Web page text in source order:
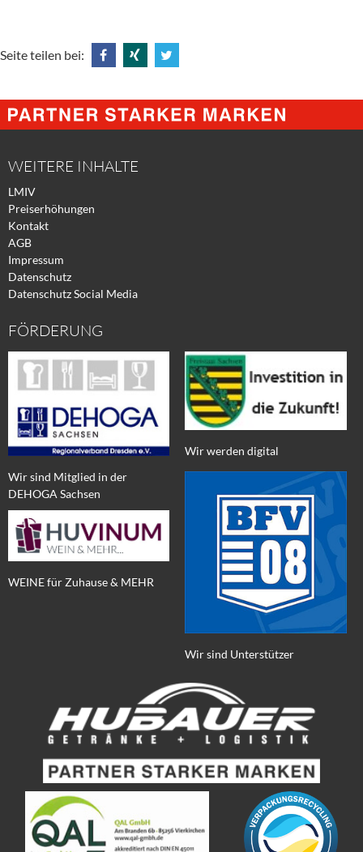
Seite teilen bei:
@
Facebook
@
Xing
@
Twitter
WEITERE INHALTE
LMIV
Preiserhöhungen
Kontakt
AGB
Impressum
Datenschutz
Datenschutz Social Media
FÖRDERUNG
Wir sind Mitglied in der
DEHOGA Sachsen
WEINE für Zuhause & MEHR
Wir werden digital
Wir sind Unterstützer